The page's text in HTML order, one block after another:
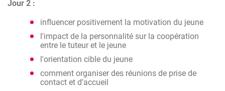
Jour 2 :
influencer positivement la motivation du jeune
l'impact de la personnalité sur la coopération
entre le tuteur et le jeune
l'orientation cible du jeune
comment organiser des réunions de prise de
contact et d’accueil